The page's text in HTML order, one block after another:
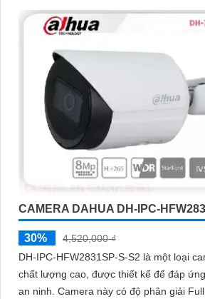
hỗ trợ đến 512GB đảm bảo lưu trữ linh
PoE tiện lợi đây là giải pháp giám sát an
CAMERA DAHUA DH-IPC-
30%
4,520,000 ₫
DH-IPC-HFW2831SP-S-S2 là một loại
chất lượng cao, được thiết kế để đáp
an ninh. Camera này có độ phân giải Full HD 1080p, cho